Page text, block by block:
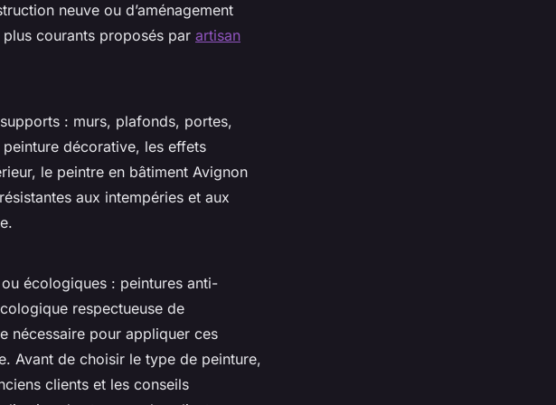
neuve ou d’aménagement
courants proposés par artisan
: murs, plafonds, portes,
décorative, les effets
le peintre en bâtiment Avignon
aux intempéries et aux
écologiques : peintures anti-
respectueuse de
nécessaire pour appliquer ces
Avant de choisir le type de peinture,
clients et les conseils